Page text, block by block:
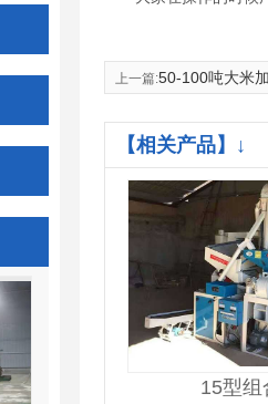
上一篇:50-100吨大米
【相关产品】↓
15型组